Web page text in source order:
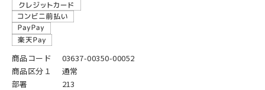
商品コード
03637-00350-00052
商品区分１
通常
部署
213